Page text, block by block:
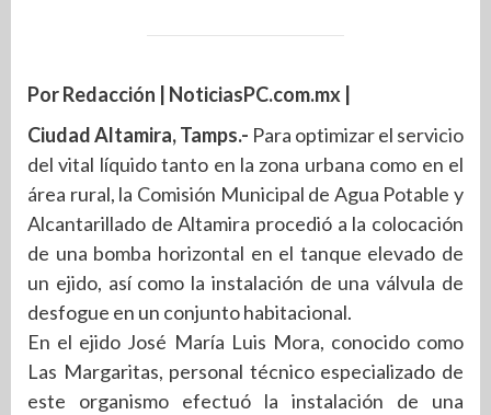
Por Redacción | NoticiasPC.com.mx |
Ciudad Altamira, Tamps.- Para optimizar el servicio
del vital líquido tanto en la zona urbana como en el
área rural, la Comisión Municipal de Agua Potable y
Alcantarillado de Altamira procedió a la colocación
de una bomba horizontal en el tanque elevado de
un ejido, así como la instalación de una válvula de
desfogue en un conjunto habitacional.
En el ejido José María Luis Mora, conocido como
Las Margaritas, personal técnico especializado de
este organismo efectuó la instalación de una